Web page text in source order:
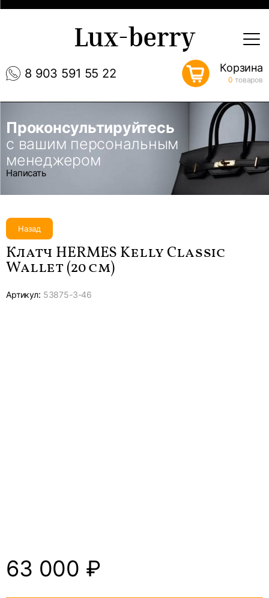
8 903 591 55 22
Lux-berry
Корзина
0 товаров
Проконсультируйтесь
с вашим персональным
менеджером
Написать
Назад
Клатч HERMES Kelly Classic
Wallet (20 см)
Артикул: 53875-3-46
63 000 ₽